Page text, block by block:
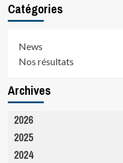
Catégories
News
Nos résultats
Archives
2026
2025
2024